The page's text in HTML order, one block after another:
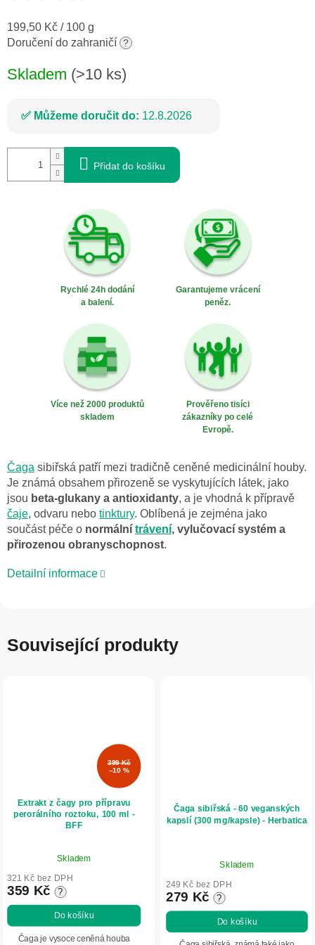
Měrná
cena:
199,50 Kč / 100 g
Doručení do zahraničí ?
Skladem (>10 ks)
Můžeme doručit do: 12.8.2026
Přidat do košíku
Rychlé 24h dodání
a balení.
Garantujeme vrácení
peněz.
Více než 2000 produktů
skladem
Prověřeno tisíci
zákazníky po celé
Evropě.
Čaga sibiřská patří mezi tradičně ceněné medicinální houby.
Je známá obsahem přirozeně se vyskytujících látek, jako
jsou beta-glukany a antioxidanty, a je vhodná k přípravě
čaje, odvaru nebo tinktury. Oblíbená je zejména jako
součást péče o normální trávení, vylučovací systém a
přirozenou obranyschopnost.
Detailní informace
Související produkty
399 Kč
–10 %
Extrakt z čagy pro přípravu
perorálního roztoku, 100 ml -
BFF
hodnocení
produktu
je
5,0
z
Skladem
321 Kč bez DPH
359 Kč ?
Do košíku
Čaga je vysoce ceněná houba
Čaga sibiřská - 60 veganských
kapslí (300 mg/kapsle) - Herbatica
produktu
je
5,0
z
Skladem
249 Kč bez DPH
279 Kč ?
Do košíku